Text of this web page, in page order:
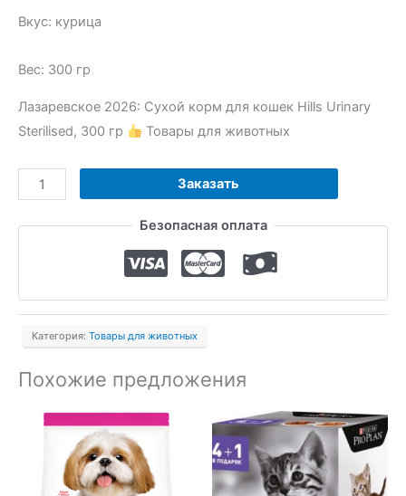
Вкус: курица
Вес: 300 гр
Лазаревское 2026: Сухой корм для кошек Hills Urinary
Sterilised, 300 гр
Товары для животных
Количество
товара
Сухой
кошек
Urinary
Sterilised,
Заказать
Безопасная оплата
Категория: Товары для животных
Похожие предложения